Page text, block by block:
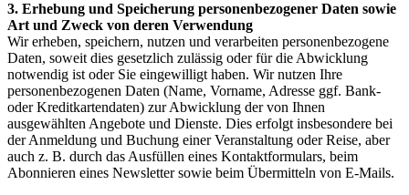
3. Erhebung und Speicherung personenbezogener Daten sowie
Art und Zweck von deren Verwendung
Wir erheben, speichern, nutzen und verarbeiten personenbezogene
Daten, soweit dies gesetzlich zulässig oder für die Abwicklung
notwendig ist oder Sie eingewilligt haben. Wir nutzen Ihre
personenbezogenen Daten (Name, Vorname, Adresse ggf. Bank-
oder Kreditkartendaten) zur Abwicklung der von Ihnen
ausgewählten Angebote und Dienste. Dies erfolgt insbesondere bei
der Anmeldung und Buchung einer Veranstaltung oder Reise, aber
auch z. B. durch das Ausfüllen eines Kontaktformulars, beim
Abonnieren eines Newsletter sowie beim Übermitteln von E-Mails.